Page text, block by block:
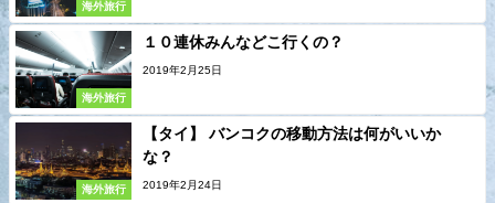
海外旅行
海外旅行
１０連休みんなどこ行くの？
2019年2月25日
海外旅行
【タイ】 バンコクの移動方法は何がいいか
な？
2019年2月24日